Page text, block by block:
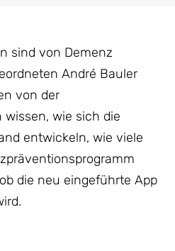
sind von Demenz
André Bauler
von der
wie sich die
entwickeln, wie viele
die neu eingeführte App